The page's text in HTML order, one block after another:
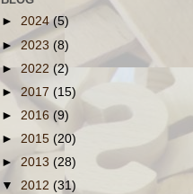
► 2024(5)
►2023 (8)
► 2022 (2)
► 2017 (15)
► 2016 (9)
► 2015 (20)
► 2013 (28)
▼ 2012 (31)